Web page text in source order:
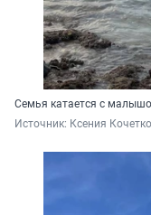
Семья катается с
Источник: Ксения